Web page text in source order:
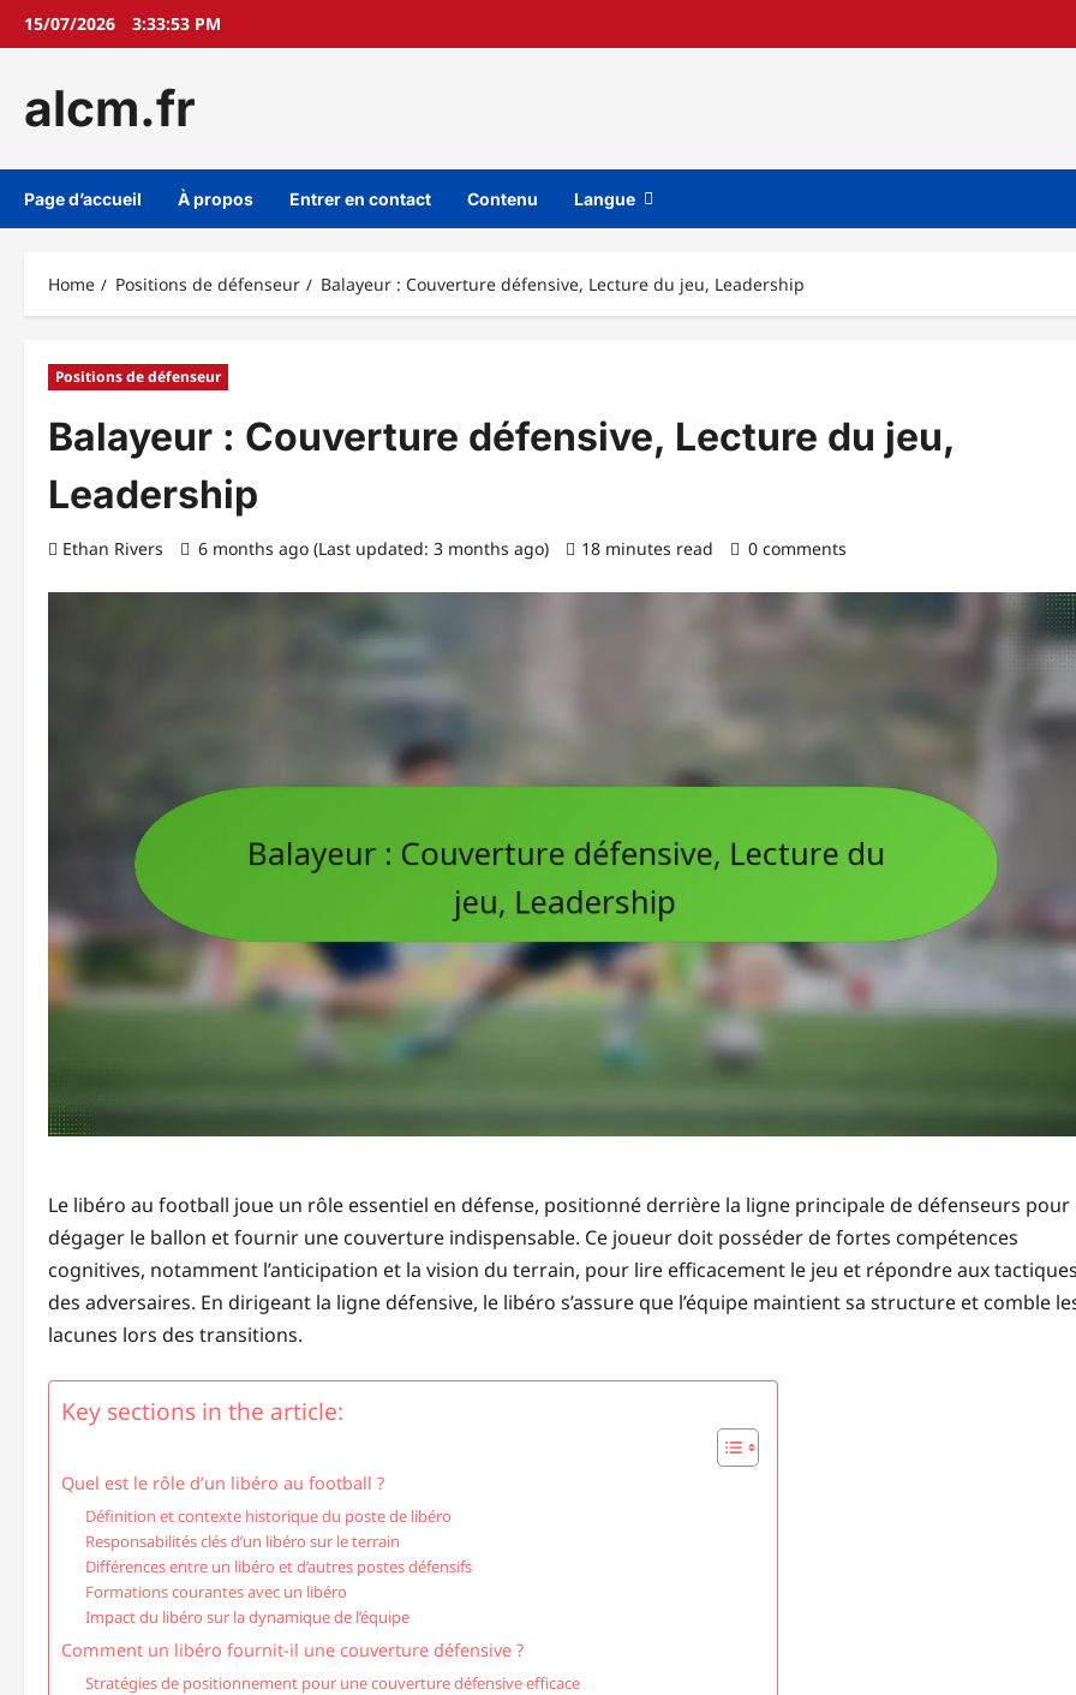
Skip15/07/2026 3:33:54 PM
alcm.fr
Page d’accueil À propos Entrer en contact Contenu Langue
Home Positions de défenseur Balayeur : Couverture défensive, Lecture du jeu, Leadership
Positions de défenseur
Balayeur : Couverture défensive, Lecture du jeu,
Leadership
Ethan Rivers 6 months ago (Last updated: 3 months ago) 18 minutes read 0 comments
Le libéro au football joue un rôle essentiel en défense, positionné derrière la ligne principale de défenseurs pour
dégager le ballon et fournir une couverture indispensable. Ce joueur doit posséder de fortes compétences
cognitives, notamment l’anticipation et la vision du terrain, pour lire efficacement le jeu et répondre aux
des adversaires. En dirigeant la ligne défensive, le libéro s’assure que l’équipe maintient sa structure et comble
lacunes lors des transitions.
Key sections in the article:
Quel est le rôle d’un libéro au football ?
Définition et contexte historique du poste de libéro
Responsabilités clés d’un libéro sur le terrain
Différences entre un libéro et d’autres postes défensifs
Formations courantes avec un libéro
Impact du libéro sur la dynamique de l’équipe
Comment un libéro fournit-il une couverture défensive ?
Stratégies de positionnement pour une couverture défensive efficace